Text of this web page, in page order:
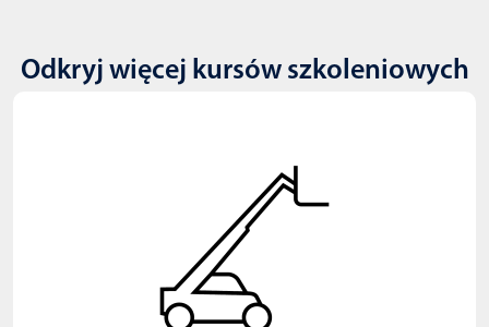
Odkryj więcej kursów szkoleniowych